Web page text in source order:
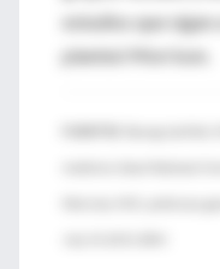
estudios que sigan
planteó Morrison.